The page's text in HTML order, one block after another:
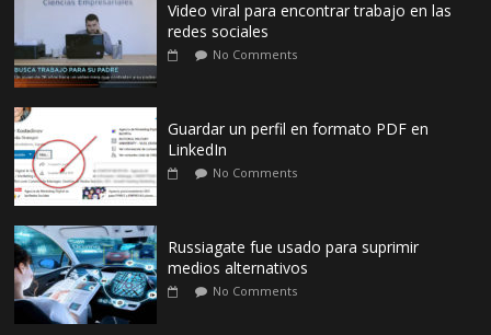
Video viral para encontrar trabajo en las
redes sociales
No Comments
Guardar un perfil en formato PDF en
LinkedIn
No Comments
Russiagate fue usado para suprimir
medios alternativos
No Comments